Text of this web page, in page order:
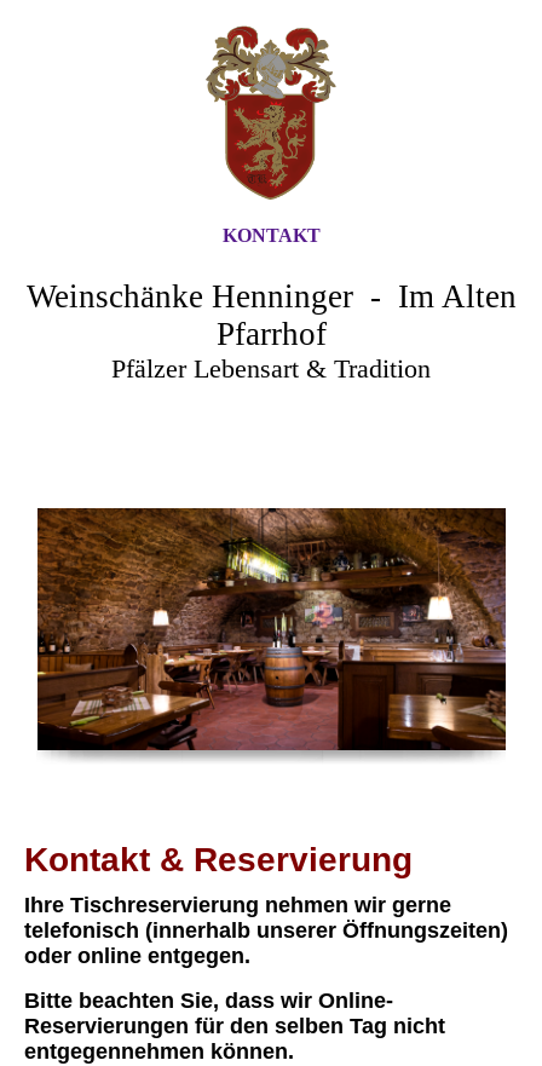
Weinschänke Henninger - Im Alten
Pfarrhof
Pfälzer Lebensart & Tradition
KONTAKT
Kontakt & Reservierung
Ihre Tischreservierung nehmen wir gerne
telefonisch (innerhalb unserer Öffnungszeiten)
oder online entgegen.
Bitte beachten Sie, dass wir Online-
Reservierungen für den selben Tag nicht
entgegennehmen können.